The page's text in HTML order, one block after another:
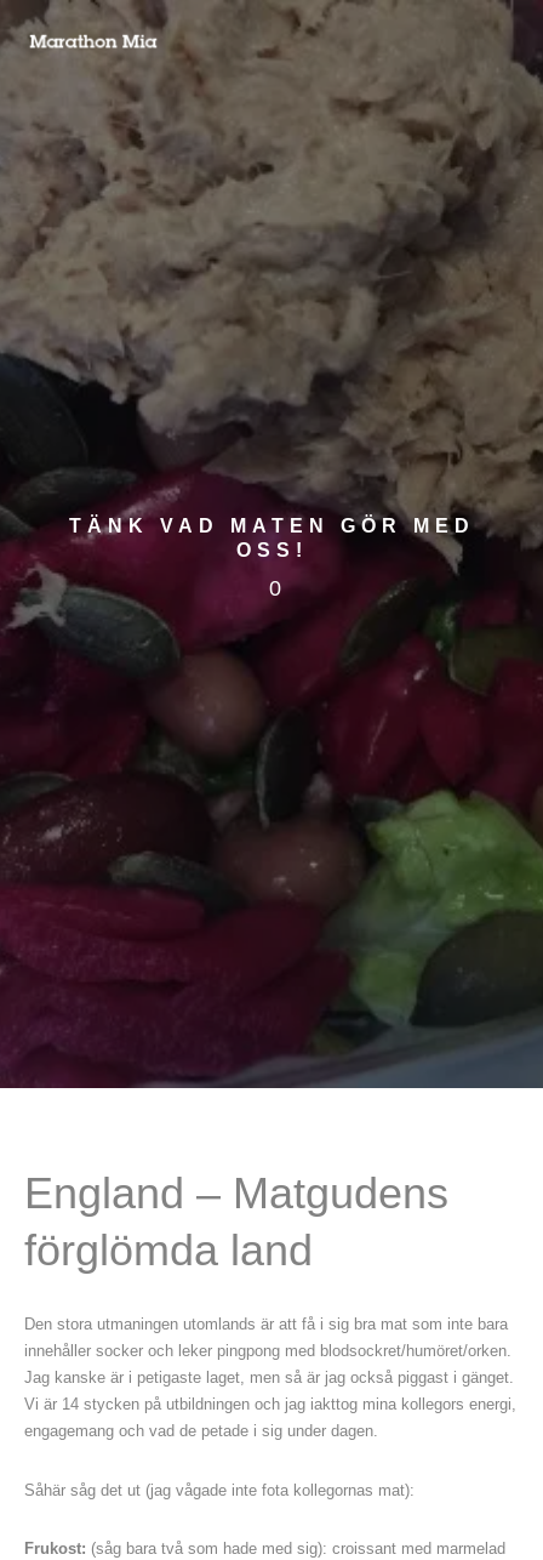
TÄNK VAD MATEN GÖR MED
OSS!
0
England – Matgudens
förglömda land
Den stora utmaningen utomlands är att få i sig bra mat som inte bara
innehåller socker och leker pingpong med blodsockret/humöret/orken.
Jag kanske är i petigaste laget, men så är jag också piggast i gänget.
Vi är 14 stycken på utbildningen och jag iakttog mina kollegors energi,
engagemang och vad de petade i sig under dagen.
Såhär såg det ut (jag vågade inte fota kollegornas mat):
Frukost: (såg bara två som hade med sig): croissant med marmelad